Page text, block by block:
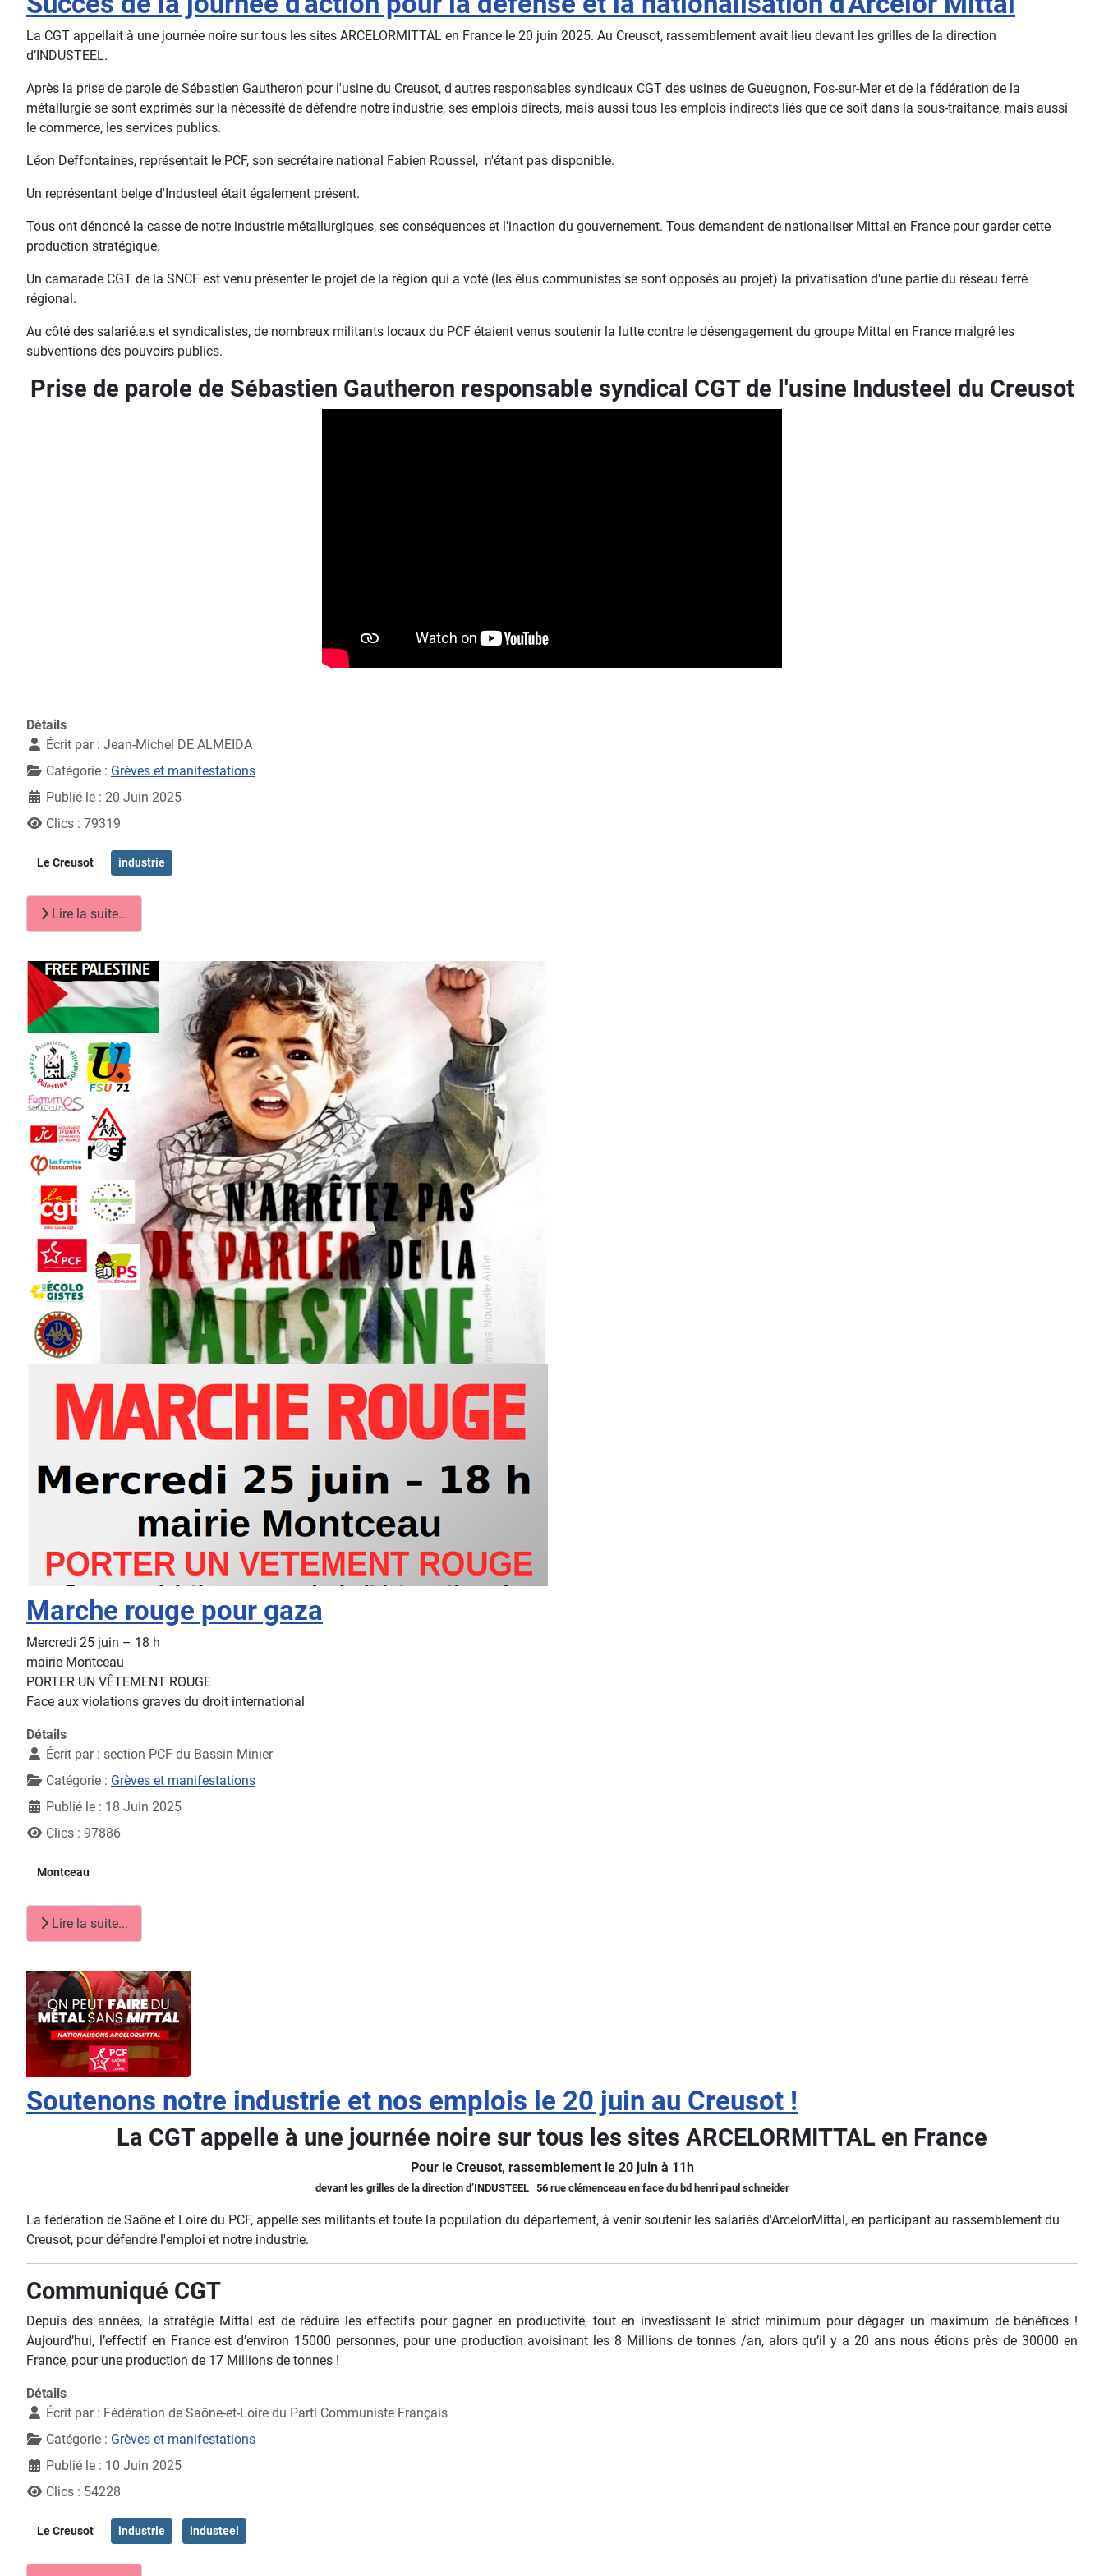
La CGT appellait à une journée noire sur tous les sites ARCELORMITTAL en France le 20 juin 2025. Au Creusot, rassemblement avait lieu devant les grilles de la direction
d’INDUSTEEL.
Après la prise de parole de Sébastien Gautheron pour l'usine du Creusot, d'autres responsables syndicaux CGT des usines de Gueugnon, Fos-sur-Mer et de la fédération de la
métallurgie se sont exprimés sur la nécessité de défendre notre industrie, ses emplois directs, mais aussi tous les emplois indirects liés que ce soit dans la sous-traitance, mais aussi
le commerce, les services publics.
Léon Deffontaines, représentait le PCF, son secrétaire national Fabien Roussel, n'étant pas disponible.
Un représentant belge d'Industeel était également présent.
Tous ont dénoncé la casse de notre industrie métallurgiques, ses conséquences et l'inaction du gouvernement. Tous demandent de nationaliser Mittal en France pour garder cette
production stratégique.
Un camarade CGT de la SNCF est venu présenter le projet de la région qui a voté (les élus communistes se sont opposés au projet) la privatisation d'une partie du réseau ferré
régional.
Au côté des salarié.e.s et syndicalistes, de nombreux militants locaux du PCF étaient venus soutenir la lutte contre le désengagement du groupe Mittal en France malgré les
subventions des pouvoirs publics.
Prise de parole de Sébastien Gautheron responsable syndical CGT de l'usine Industeel du Creusot
Détails
Écrit par : Jean-Michel DE ALMEIDA
Catégorie : Grèves et manifestations
Publié le : 20 Juin 2025
Clics : 79319
Le Creusot industrie
Lire la suite...
Marche rouge pour gaza
Mercredi 25 juin – 18 h
mairie Montceau
PORTER UN VÊTEMENT ROUGE
Face aux violations graves du droit international
Détails
Écrit par : section PCF du Bassin Minier
Catégorie : Grèves et manifestations
Publié le : 18 Juin 2025
Clics : 97886
Montceau
Lire la suite...
Soutenons notre industrie et nos emplois le 20 juin au Creusot !
La CGT appelle à une journée noire sur tous les sites ARCELORMITTAL en France
Pour le Creusot, rassemblement le 20 juin à 11h
devant les grilles de la direction d’INDUSTEEL 56 rue clémenceau en face du bd henri paul schneider
La fédération de Saône et Loire du PCF, appelle ses militants et toute la population du département, à venir soutenir les salariés d'ArcelorMittal, en participant au rassemblement du
Creusot, pour défendre l'emploi et notre industrie.
Communiqué CGT
Depuis des années, la stratégie Mittal est de réduire les effectifs pour gagner en productivité, tout en investissant le strict minimum pour dégager un maximum de bénéfices !
Aujourd’hui, l’effectif en France est d’environ 15000 personnes, pour une production avoisinant les 8 Millions de tonnes /an, alors qu’il y a 20 ans nous étions près de 30000 en
France, pour une production de 17 Millions de tonnes !
Détails
Écrit par : Fédération de Saône-et-Loire du Parti Communiste Français
Catégorie : Grèves et manifestations
Publié le : 10 Juin 2025
Clics : 54228
Le Creusot industrie industeel